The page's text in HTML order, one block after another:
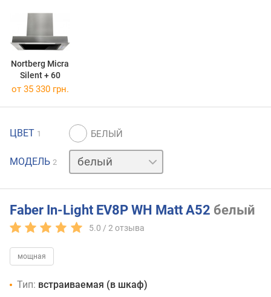
Nortberg Micra
Silent + 60
от 35 330 грн.
ЦВЕТ 1
МОДЕЛЬ 2
нержавейка
Faber In-Light EV8P WH Matt A52 белый
5.0 /2 отзыва
мощная
Тип: встраиваемая (в шкаф)